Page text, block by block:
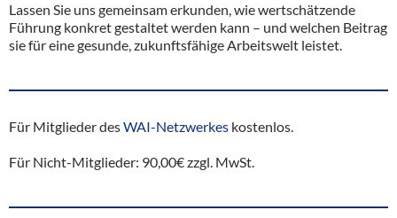
Lassen Sie uns gemeinsam erkunden, wie wertschätzende
Führung konkret gestaltet werden kann – und welchen Beitrag
sie für eine gesunde, zukunftsfähige Arbeitswelt leistet.
Für Mitglieder desWAI-Netzwerkes kostenlos.
Für Nicht-Mitglieder: 90,00€ zzgl. MwSt.